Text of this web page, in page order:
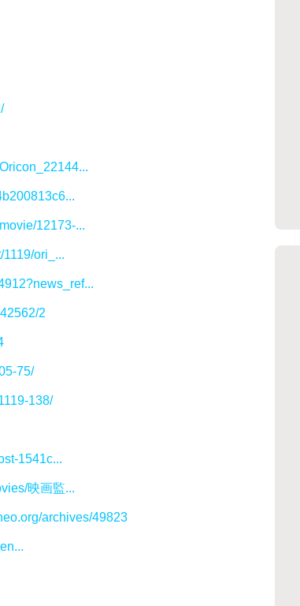
12173-...
ori_...
2
75/
138/
1541c...
映画監...
archives/49823